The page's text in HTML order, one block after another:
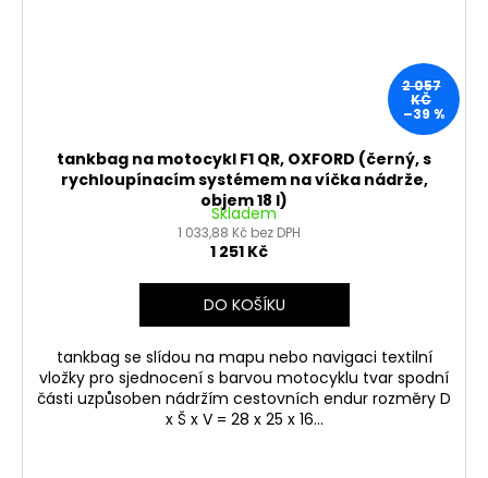
2 057
KČ
–39 %
tankbag na motocykl F1 QR, OXFORD (černý, s
rychloupínacím systémem na víčka nádrže,
objem 18 l)
Skladem
1 033,88 Kč bez DPH
1 251 Kč
DO KOŠÍKU
tankbag se slídou na mapu nebo navigaci textilní
vložky pro sjednocení s barvou motocyklu tvar spodní
části uzpůsoben nádržím cestovních endur rozměry D
x Š x V = 28 x 25 x 16...